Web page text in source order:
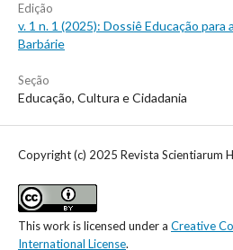
Edição
v. 1 n. 1 (2025): Dossiê Educação para
Barbárie
Seção
Educação, Cultura e Cidadania
Copyright (c) 2025 Revista Scientiarum
This work is licensed under a Creative
International License.